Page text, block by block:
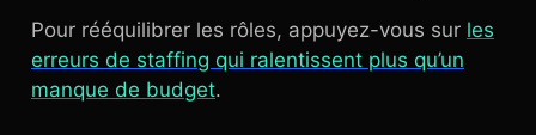
Pour rééquilibrer les rôles, appuyez-vous sur les
erreurs de staffing qui ralentissent plus qu’un
manque de budget.